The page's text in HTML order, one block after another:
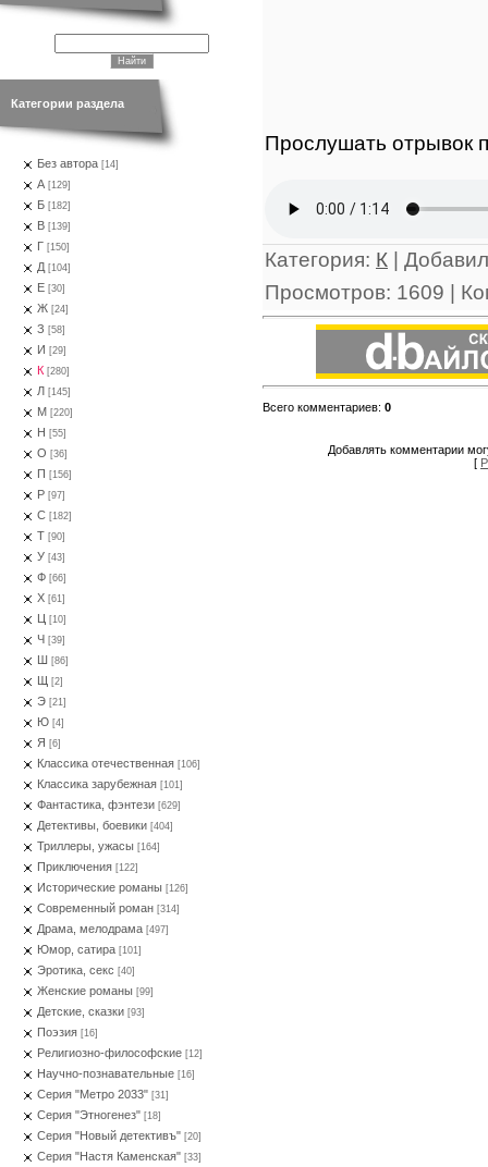
Категории раздела
Без автора [14]
А [129]
Б [182]
В [139]
Г [150]
Д [104]
Е [30]
Ж [24]
З [58]
И [29]
К [280]
Л [145]
М [220]
Н [55]
О [36]
П [156]
Р [97]
С [182]
Т [90]
У [43]
Ф [66]
Х [61]
Ц [10]
Ч [39]
Ш [86]
Щ [2]
Э [21]
Ю [4]
Я [6]
Классика отечественная [106]
Классика зарубежная [101]
Фантастика, фэнтези [629]
Детективы, боевики [404]
Триллеры, ужасы [164]
Приключения [122]
Исторические романы [126]
Современный роман [314]
Драма, мелодрама [497]
Юмор, сатира [101]
Эротика, секс [40]
Женские романы [99]
Детские, сказки [93]
Поэзия [16]
Религиозно-философские [12]
Научно-познавательные [16]
Серия "Метро 2033" [31]
Серия "Этногенез" [18]
Серия "Новый детективъ" [20]
Серия "Настя Каменская" [33]
Прослушать отрывок
Категория: К | Добавил
Просмотров: 1609 |
Всего комментариев: 0
Добавлять комментарии
[